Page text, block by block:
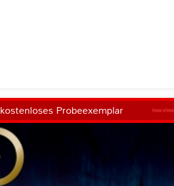
kostenloses Probeexemplar